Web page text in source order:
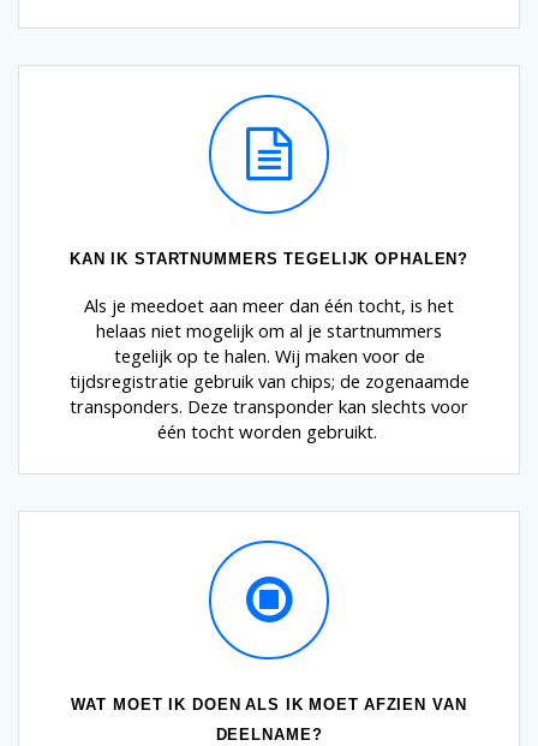
KAN IK STARTNUMMERS TEGELIJK OPHALEN?
Als je meedoet aan meer dan één tocht, is het
helaas niet mogelijk om al je startnummers
tegelijk op te halen. Wij maken voor de
tijdsregistratie gebruik van chips; de zogenaamde
transponders. Deze transponder kan slechts voor
één tocht worden gebruikt.
WAT MOET IK DOEN ALS IK MOET AFZIEN VAN
DEELNAME?